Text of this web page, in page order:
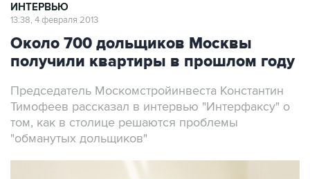
ИНТЕРВЬЮ
13:38, 4 февраля 2013
Около 700 дольщиков Москвы
получили квартиры в прошлом году
Председатель Москомстройинвеста Константин
Тимофеев рассказал в интервью "Интерфаксу" о
том, как в столице решаются проблемы
"обманутых дольщиков"